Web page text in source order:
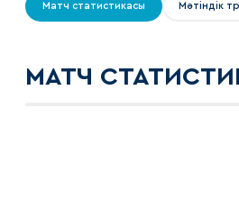
Матч статистикасы Мәтіндік
МАТЧ